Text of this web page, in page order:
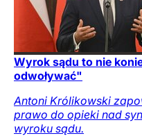
Wyrok sądu to nie
odwoływać"
Antoni Królikowski
prawo do opieki nad
wyroku sądu.